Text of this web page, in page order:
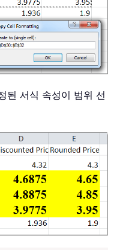
된 서식 속성이 범위 선